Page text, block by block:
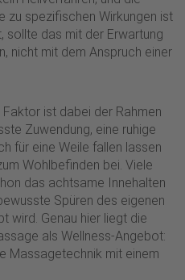
zu spezifischen Wirkungen ist
sollte das mit der Erwartung
nicht mit dem Anspruch einer
ist dabei der Rahmen
Zuwendung, eine ruhige
für eine Weile fallen lassen
Wohlbefinden bei. Viele
das achtsame Innehalten
Spüren des eigenen
wird. Genau hier liegt die
als Wellness-Angebot:
Massagetechnik mit einem